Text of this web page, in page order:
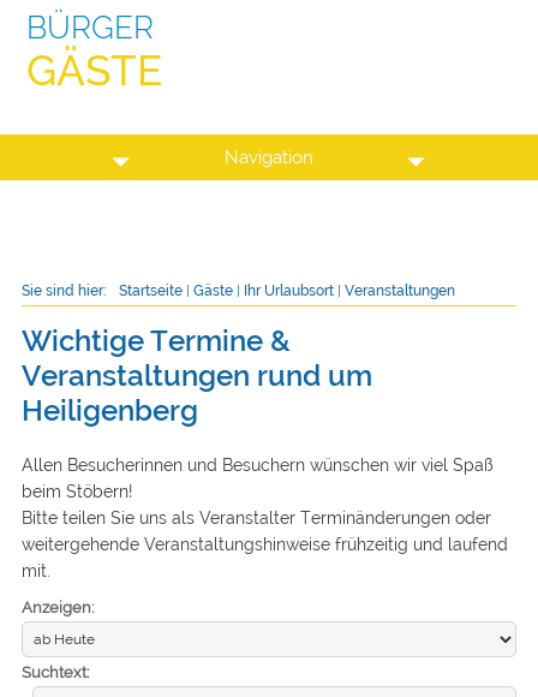
BÜRGER
GÄSTE
Navigation
Sie sind hier: Startseite| Gäste| Ihr Urlaubsort| Veranstaltungen
Wichtige Termine &
Veranstaltungen rund um
Heiligenberg
Allen Besucherinnen und Besuchern wünschen wir viel Spaß
beim Stöbern!
Bitte teilen Sie uns als Veranstalter Terminänderungen oder
weitergehende Veranstaltungshinweise frühzeitig und laufend
mit.
Anzeigen:
Suchtext: